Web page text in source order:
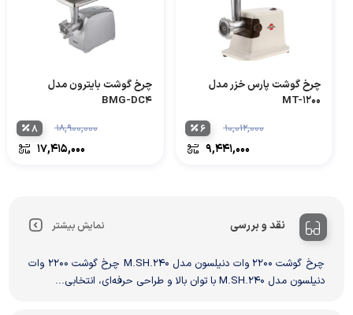
چرخ گوشت پارس خزر مدل
MT-1200
۱۰,۰۱۲,۰۰۰
۹,۴۴۱,۰۰۰
۶
چرخ گوشت بایترون مدل
BMG-DC4
۱۸,۹۰۰,۰۰۰
۱۷,۴۱۵,۰۰۰
۸
نقد و بررسی نمایش بیشتر
چرخ گوشت ۲۲۰۰ وات دنیلسون مدل M.SH.240 چرخ گوشت ۲۲۰۰ وات
دنیلسون مدل M.SH.240 با توان بالا و طراحی حرفه‌ای، انتخابی...